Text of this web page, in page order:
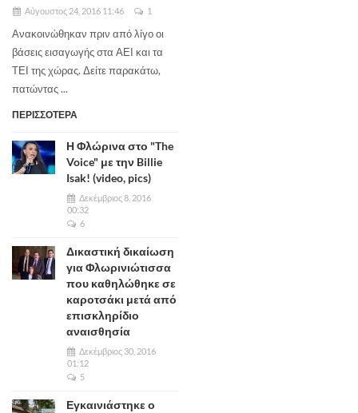
Αύγουστος 24, 2016 11:46 1
Ανακοινώθηκαν πριν από λίγο οι
βάσεις εισαγωγής στα ΑΕΙ και τα
ΤΕΙ της χώρας. Δείτε παρακάτω,
πατώντας ...
ΠΕΡΙΣΣΟΤΕΡΑ
Η Φλώρινα στο "The
Voice" με την Billie
Isak! (video, pics)
Δεκέμβριος 8, 2016
00:32
6
Δικαστική δικαίωση
για Φλωρινιώτισσα
που καθηλώθηκε σε
καροτσάκι μετά από
επισκληρίδιο
αναισθησία
Δεκέμβριος 30, 2016
01:12
5
Εγκαινιάστηκε ο